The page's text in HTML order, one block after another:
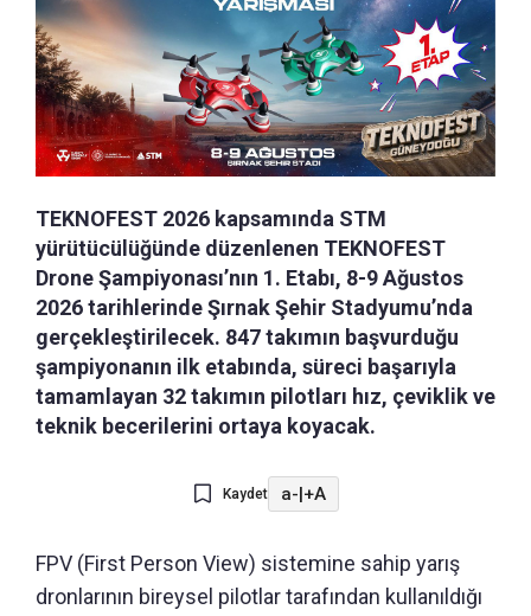
TEKNOFEST 2026 kapsamında STM
yürütücülüğünde düzenlenen TEKNOFEST
Drone Şampiyonası’nın 1. Etabı, 8-9 Ağustos
2026 tarihlerinde Şırnak Şehir Stadyumu’nda
gerçekleştirilecek. 847 takımın başvurduğu
şampiyonanın ilk etabında, süreci başarıyla
tamamlayan 32 takımın pilotları hız, çeviklik ve
teknik becerilerini ortaya koyacak.
Kaydet a-|+A
FPV (First Person View) sistemine sahip yarış
dronlarının bireysel pilotlar tarafından kullanıldığı